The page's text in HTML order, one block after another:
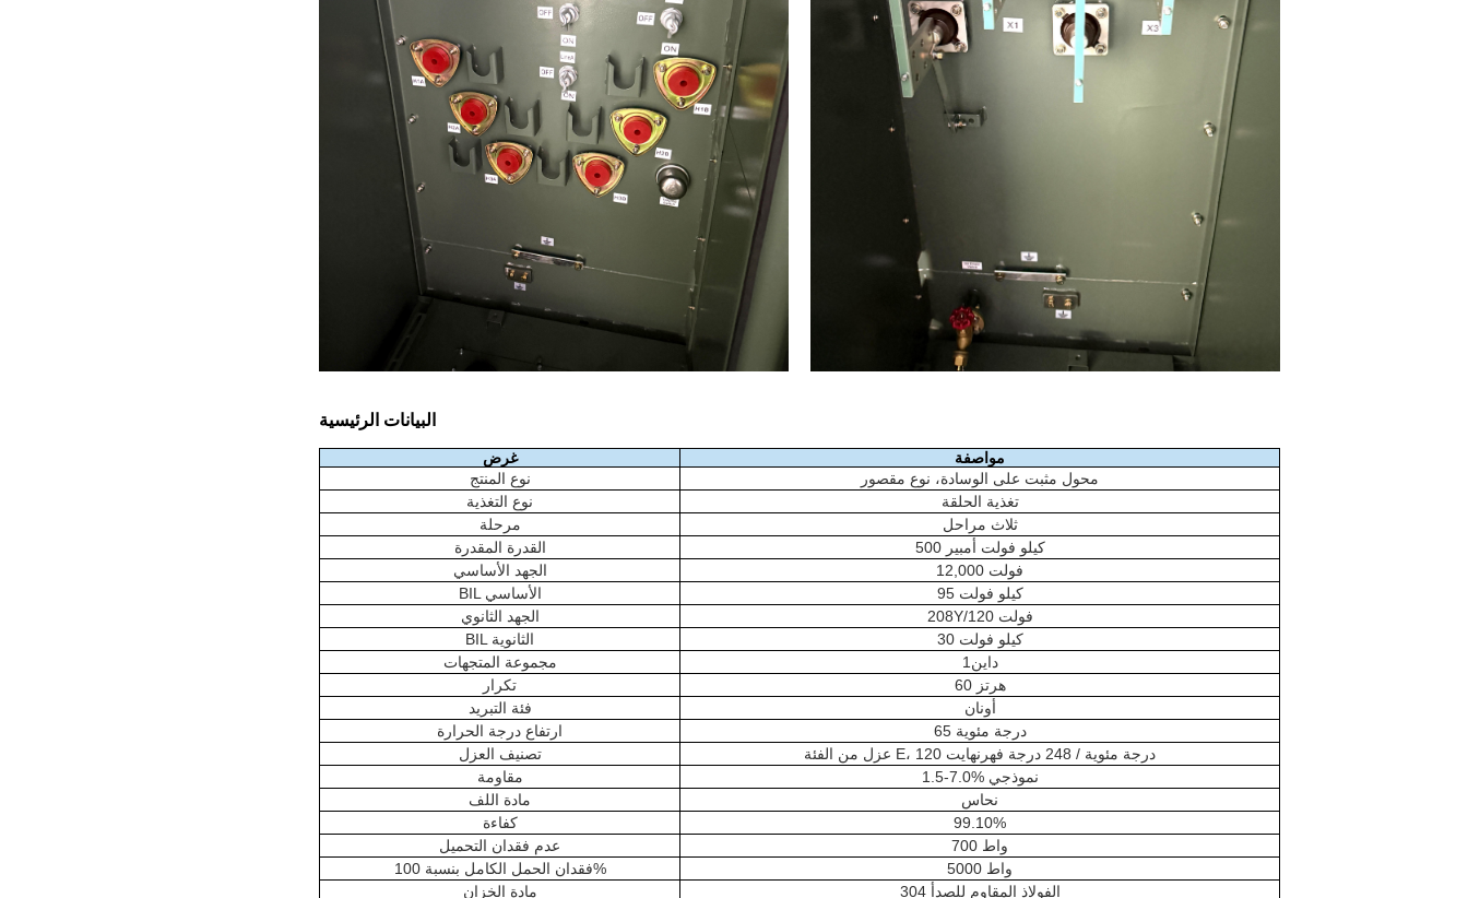
البيانات الرئيسية
غرض
مواصفة
نوع المنتج
محول مثبت على الوسادة، نوع مقصور
نوع التغذية
تغذية الحلقة
مرحلة
ثلاث مراحل
القدرة المقدرة
500 كيلو فولت أمبير
الجهد الأساسي
12,000 فولت
BIL الأساسي
95 كيلو فولت
الجهد الثانوي
208Y/120 فولت
BIL الثانوية
30 كيلو فولت
مجموعة المتجهات
داين1
تكرار
60 هرتز
فئة التبريد
أونان
ارتفاع درجة الحرارة
65 درجة مئوية
تصنيف العزل
عزل من الفئة E، 120 درجة مئوية / 248 درجة فهرنهايت
مقاومة
1.5-7.0% نموذجي
مادة اللف
نحاس
كفاءة
99.10%
عدم فقدان التحميل
700 واط
فقدان الحمل الكامل بنسبة 100%
5000 واط
مادة الخزان
304 الفولاذ المقاوم للصدأ